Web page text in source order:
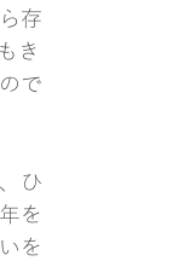
存
き
で
ひ
を
を